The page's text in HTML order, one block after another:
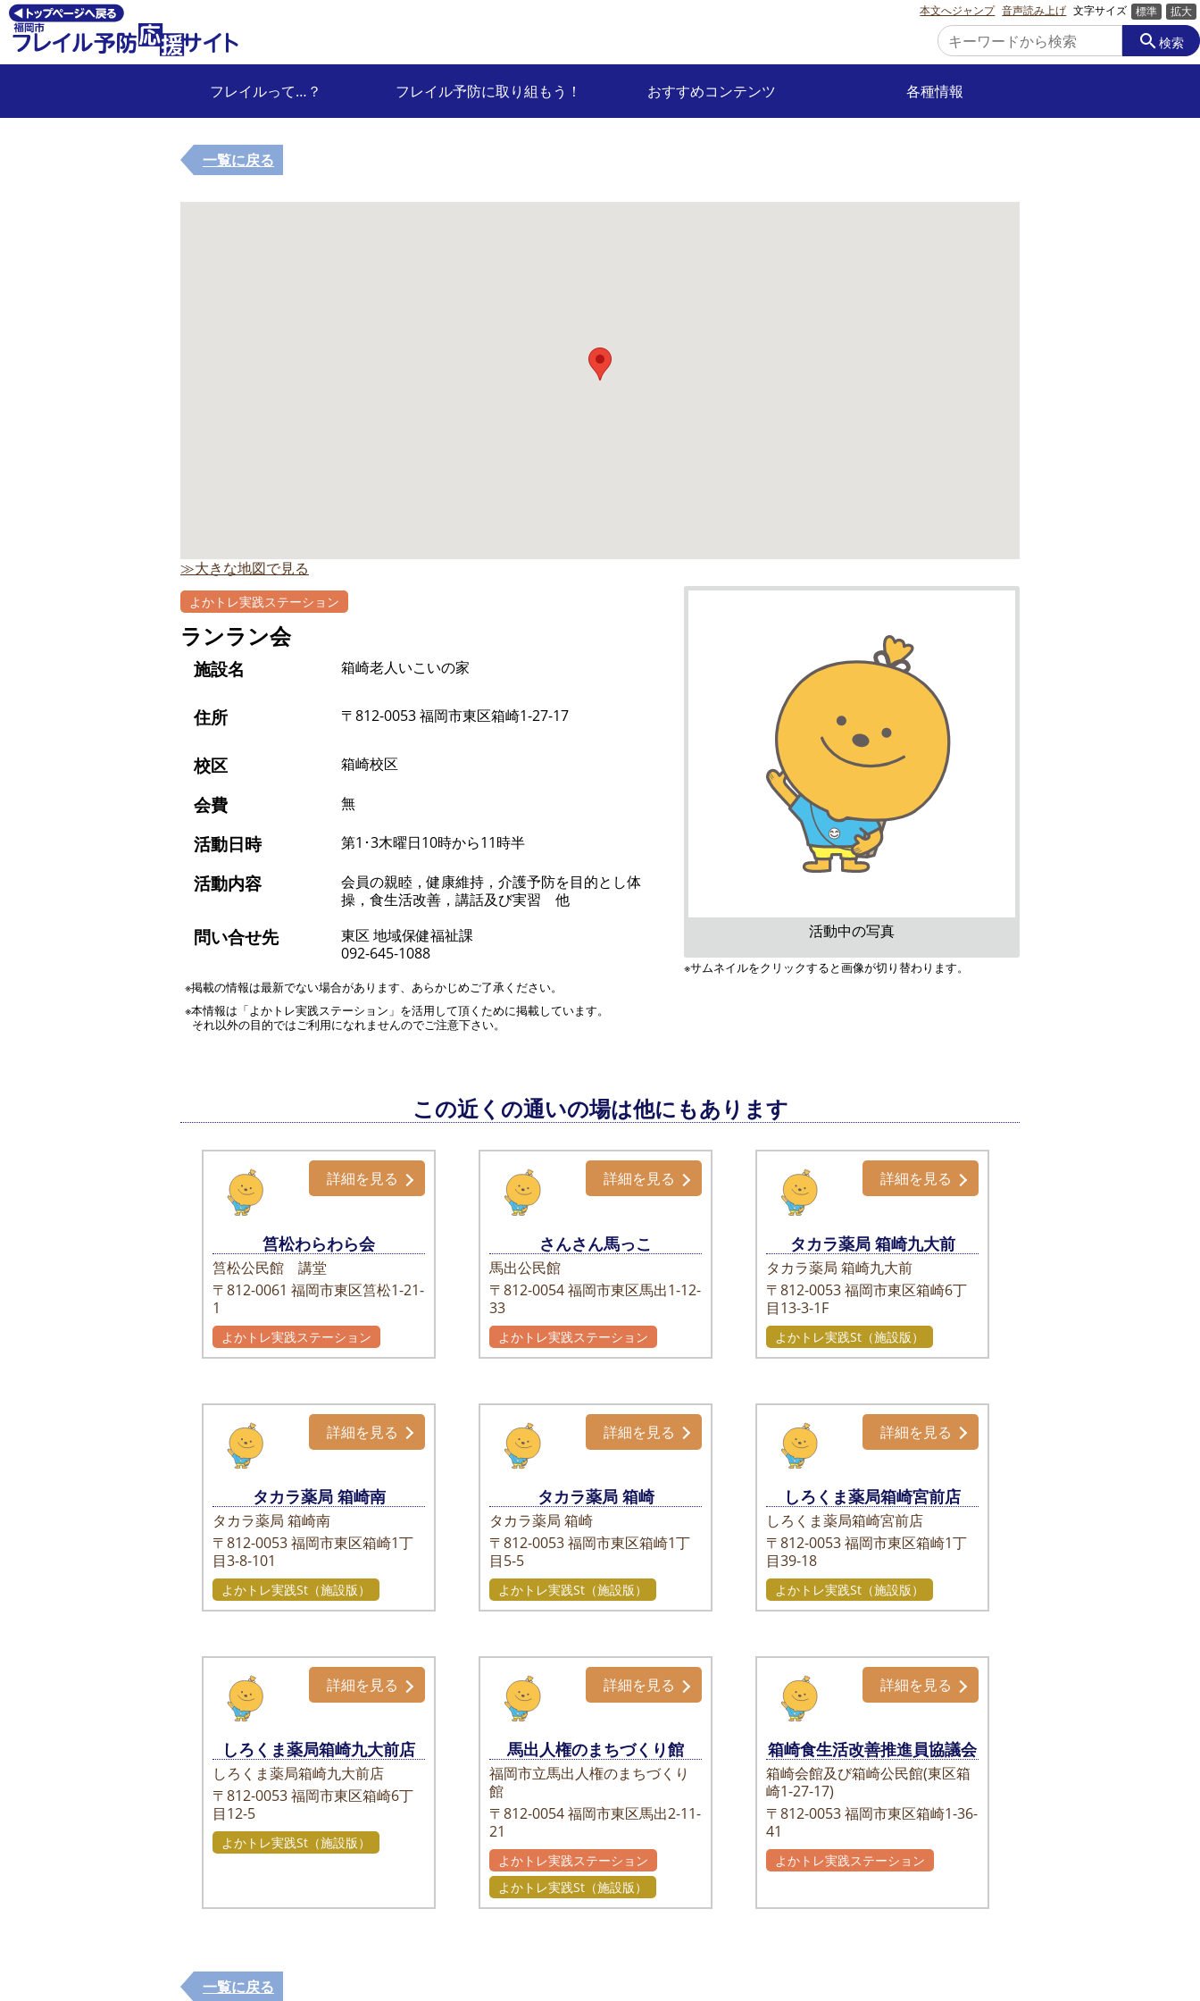
本文へジャンプ 音声読み上げ 文字サイズ 標準 拡大
search検索
フレイルって…？ フレイル予防に取り組もう！ おすすめコンテンツ 各種情報
一覧に戻る
≫大きな地図で見る
よかトレ実践ステーション
ランラン会
施設名 箱崎老人いこいの家
住所 〒812-0053 福岡市東区箱崎1-27-17
校区 箱崎校区
会費 無
活動日時 第1･3木曜日10時から11時半
活動内容
会員の親睦，健康維持，介護予防を目的とし体
操，食生活改善，講話及び実習 他
問い合せ先
東区 地域保健福祉課
092-645-1088
※掲載の情報は最新でない場合があります、あらかじめご了承ください。
※本情報は「よかトレ実践ステーション」を活用して頂くために掲載しています。
それ以外の目的ではご利用になれませんのでご注意下さい。
活動中の写真
※サムネイルをクリックすると画像が切り替わります。
この近くの通いの場は他にもあります
筥松わらわら会
筥松公民館 講堂
〒812-0061 福岡市東区筥松1-21-
1
詳細を見る
よかトレ実践ステーション
さんさん馬っこ
馬出公民館
〒812-0054福岡市東区馬出1-12-
33
詳細を見る
よかトレ実践ステーション
タカラ薬局 箱崎九大前
タカラ薬局 箱崎九大前
〒812-0053 福岡市東区箱崎6丁
目13-3-1F
詳細を見る
よかトレ実践St（施設版）
タカラ薬局 箱崎南
タカラ薬局 箱崎南
〒812-0053福岡市東区箱崎1丁
目3-8-101
詳細を見る
よかトレ実践St（施設版）
タカラ薬局 箱崎
タカラ薬局 箱崎
〒812-0053福岡市東区箱崎1丁
目5-5
詳細を見る
よかトレ実践St（施設版）
しろくま薬局箱崎宮前店
しろくま薬局箱崎宮前店
〒812-0053 福岡市東区箱崎1丁
目39-18
詳細を見る
よかトレ実践St（施設版）
しろくま薬局箱崎九大前店
しろくま薬局箱崎九大前店
〒812-0053福岡市東区箱崎6丁
目12-5
詳細を見る
よかトレ実践St（施設版）
馬出人権のまちづくり館
福岡市立馬出人権のまちづくり
館
〒812-0054福岡市東区馬出2-11-
21
詳細を見る
よかトレ実践ステーション
よかトレ実践St（施設版）
箱崎食生活改善推進員協議会
箱崎会館及び箱崎公民館(東区箱
崎1-27-17)
〒812-0053 福岡市東区箱崎1-36-
41
詳細を見る
よかトレ実践ステーション
一覧に戻る